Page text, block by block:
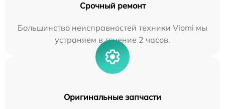
Срочный ремонт
Большинство неисправностей техники Viomi мы
устраняем в течение 2 часов.
Оригинальные запчасти